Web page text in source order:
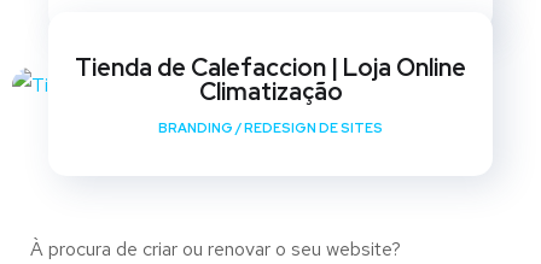
Tienda de Calefaccion | Loja Online
Climatização
BRANDING /REDESIGN DE SITES
À procura de criar ou renovar o seu website?